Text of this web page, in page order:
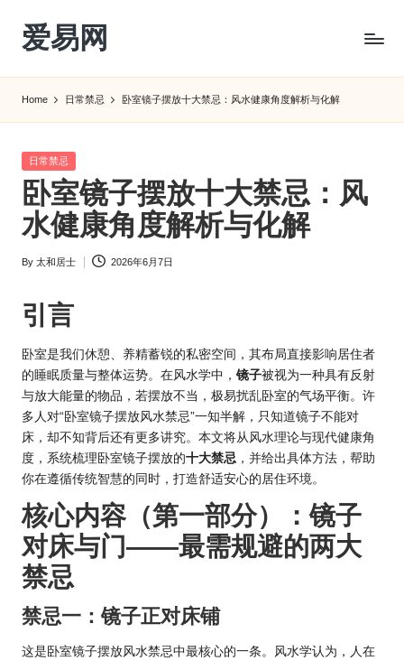
Skip
content
爱易网
转
农
历
历
Home 日常禁忌 卧室镜子摆放十大禁忌：风水健康角度解析与化解
Posted
日常禁忌
卧室镜子摆放十大禁忌：风
水健康角度解析与化解
Posted
By 太和居士 2026年6月7日
引言
卧室是我们休憩、养精蓄锐的私密空间，其布局直接影响居住者
的睡眠质量与整体运势。在风水学中， 镜子被视为一种具有反射
与放大能量的物品，若摆放不当，极易扰乱卧室的气场平衡。许
多人对“卧室镜子摆放风水禁忌”一知半解，只知道镜子不能对
床，却不知背后还有更多讲究。本文将从风水理论与现代健康角
度，系统梳理卧室镜子摆放的十大禁忌 ，并给出具体方法，帮助
你在遵循传统智慧的同时，打造舒适安心的居住环境。
核心内容（第一部分）：镜子
对床与门——最需规避的两大
禁忌
禁忌一：镜子正对床铺
这是卧室镜子摆放风水禁忌中最核心的一条。风水学认为，人在